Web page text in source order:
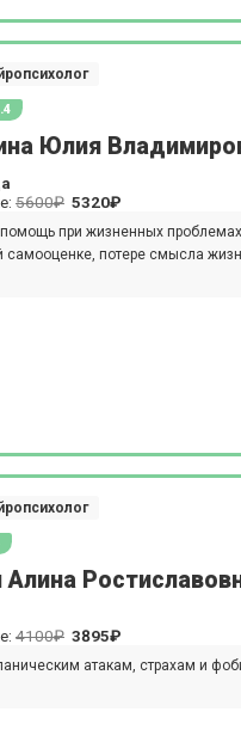
Юлия
5600₽ 5320₽
при жизненных
самооценке, потере смысла
4100₽ 3895₽
атакам, страхам и